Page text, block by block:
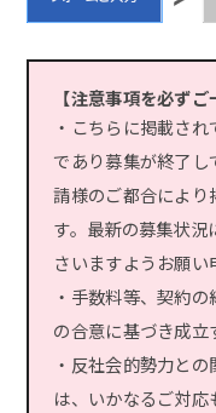
【注意事項を必ずご
・こちらに掲載さ
であり募集が終了
請様のご都合により
す。最新の募集状
さいますようお願い
・手数料等、契約
の合意に基づき成立
・反社会的勢力と
は、いかなるご対